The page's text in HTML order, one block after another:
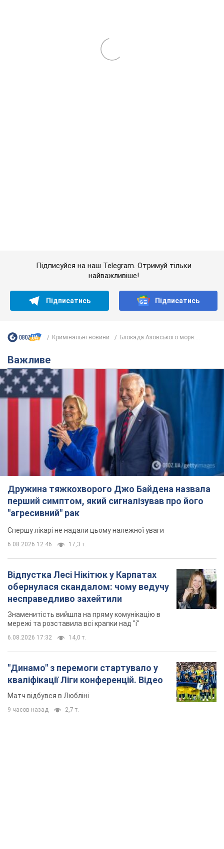
Підписуйся на наш Telegram. Отримуй тільки
найважливіше!
Підписатись Підписатись
Кримінальні новини Блокада Азовського моря:...
Важливе
Дружина тяжкохворого Джо Байдена назвала
перший симптом, який сигналізував про його
"агресивний" рак
Спершу лікарі не надали цьому належної уваги
6.08.2026 12:46 17,3 т.
Відпустка Лесі Нікітюк у Карпатах
обернулася скандалом: чому ведучу
несправедливо захейтили
Знаменитість вийшла на пряму комунікацію в
мережі та розставила всі крапки над "і"
6.08.2026 17:32 14,0 т.
"Динамо" з перемоги стартувало у
кваліфікації Ліги конференцій. Відео
Матч відбувся в Любліні
9 часов назад 2,7 т.